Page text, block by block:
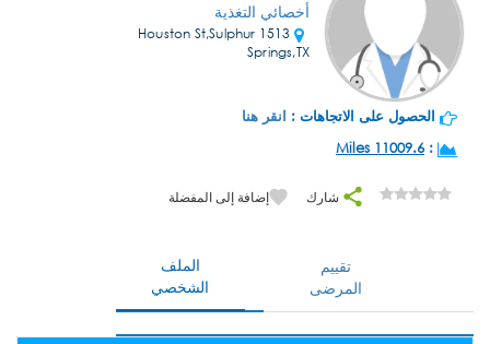
أخصائي التغذية
1513 Houston St,Sulphur
Springs,TX
الحصول على الاتجاهات : انقر هنا
:
11009.6 Miles
شارك إضافة إلى المفضلة
الملف
الشخصي
تقييم
المرضى